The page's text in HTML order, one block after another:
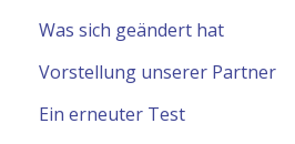
Was sich geändert hat
Vorstellung unserer Partner
Ein erneuter Test